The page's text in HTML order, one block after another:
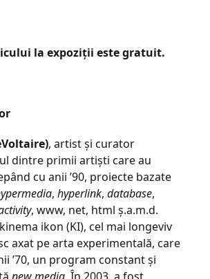
la expoziții este gratuit.
, artist și curator
dintre primii artiști care au
cu anii ’90, proiecte bazate
, hyperlink, database,
, www, net, html ș.a.m.d.
ikon (KI), cel mai longeviv
axat pe arta experimentală, care
’70, un program constant și